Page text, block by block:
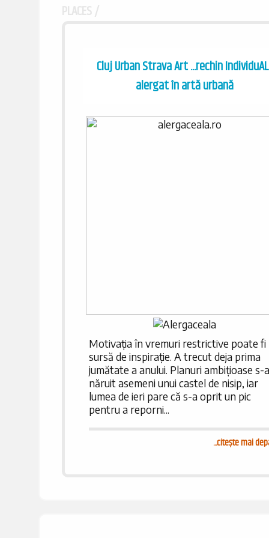
PLACES /
Cluj Urban Strava Art ...rechin
alergat în artă urbană
Motivația în vremuri restrictive poate fi
sursă de inspirație. A trecut deja prima
jumătate a anului. Planuri ambițioase s-
năruit asemeni unui castel de nisip, iar
lumea de ieri pare că s-a oprit un pic
pentru a reporni...
...citește mai